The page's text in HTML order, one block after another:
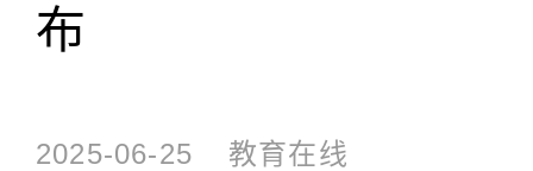
布
2025-06-25 教育在线